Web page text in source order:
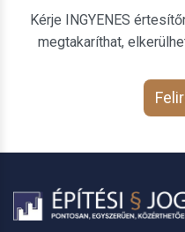
Kérje INGYENES
megtakaríthat,